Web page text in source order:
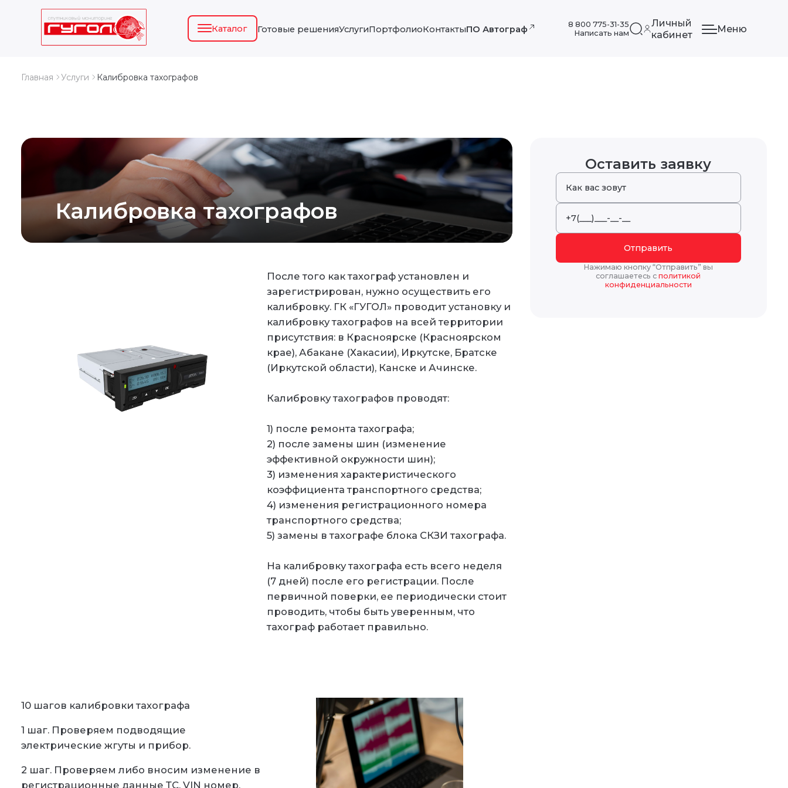
Каталог Готовые решенияУслугиПортфолиоКонтактыПО Автограф
8 800 775-31-35
Написать нам
Личный
кабинет
Меню
Главная Услуги Калибровка тахографов
Калибровка тахографов
После того как тахограф установлен и
зарегистрирован, нужно осуществить его
калибровку. ГК «ГУГОЛ» проводит установку и
калибровку тахографов на всей территории
присутствия: в Красноярске (Красноярском
крае), Абакане (Хакасии), Иркутске, Братске
(Иркутской области), Канске и Ачинске.
Калибровку тахографов проводят:
1) после ремонта тахографа;
2) после замены шин (изменение
эффективной окружности шин);
3) изменения характеристического
коэффициента транспортного средства;
4) изменения регистрационного номера
транспортного средства;
5) замены в тахографе блока СКЗИ тахографа.
На калибровку тахографа есть всего неделя
(7 дней) после его регистрации. После
первичной поверки, ее периодически стоит
проводить, чтобы быть уверенным, что
тахограф работает правильно.
10 шагов калибровки тахографа
1 шаг. Проверяем подводящие
электрические жгуты и прибор.
2 шаг. Проверяем либо вносим изменение в
регистрационные данные ТС, VIN номер,
Оставить заявку
Отправить
Нажимаю кнопку “Отправить” вы
соглашаетесь сполитикой
конфиденциальности